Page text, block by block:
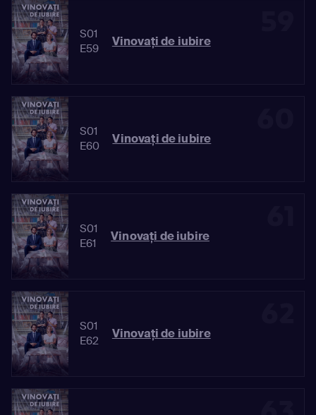
S01
E59
Vinovaţi de iubire
S01
E60
Vinovaţi de iubire
S01
E61
Vinovaţi de iubire
S01
E62
Vinovaţi de iubire